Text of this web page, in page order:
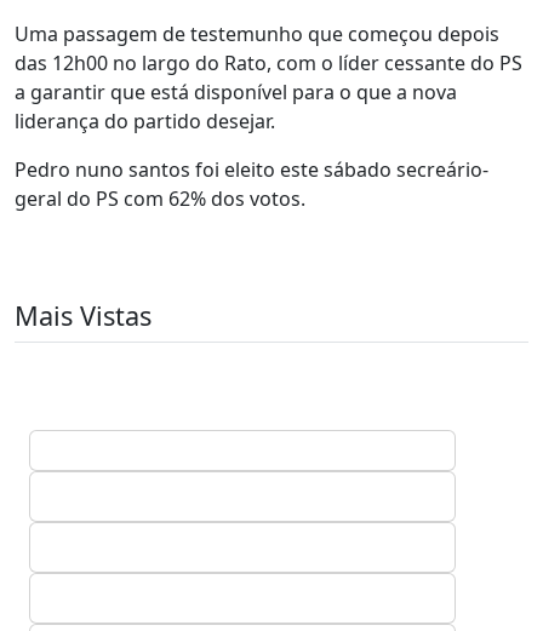
Uma passagem de testemunho que começou depois
das 12h00 no largo do Rato, com o líder cessante do PS
a garantir que está disponível para o que a nova
liderança do partido desejar.
Pedro nuno santos foi eleito este sábado secreário-
geral do PS com 62% dos votos.
Mais Vistas